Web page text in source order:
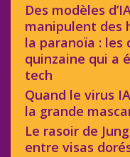
Des modèles
manipulent des
la paranoïa : les
quinzaine qui a
tech
Quand le virus
la grande
Le rasoir de
entre visas